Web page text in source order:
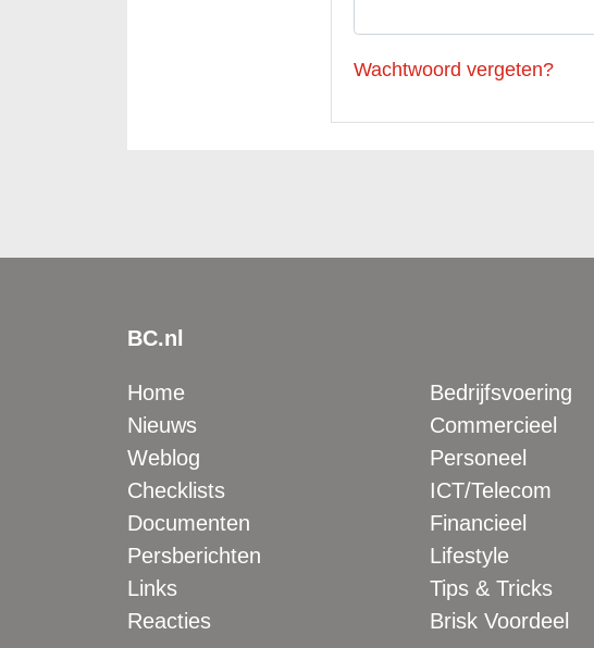
Wachtwoord vergeten?
BC.nl
Home
Nieuws
Weblog
Checklists
Documenten
Persberichten
Links
Reacties
Bedrijfsvoering
Commercieel
Personeel
ICT/Telecom
Financieel
Lifestyle
Tips & Tricks
Brisk Voordeel